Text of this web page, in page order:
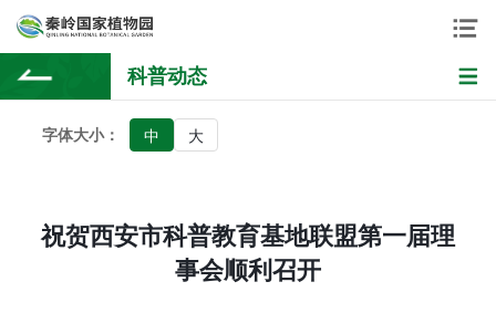
科普动态
字体大小： 中 大
祝贺西安市科普教育基地联盟第一届理
事会顺利召开